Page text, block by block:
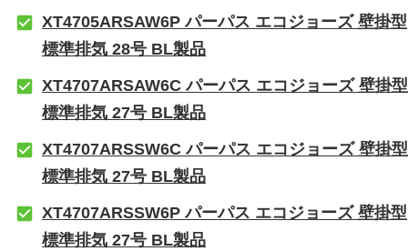
XT4705ARSAW6P パーパス エコジョーズ 壁掛型
標準排気 28号 BL製品
XT4707ARSAW6C パーパス エコジョーズ 壁掛型
標準排気 27号 BL製品
XT4707ARSSW6C パーパス エコジョーズ 壁掛型
標準排気 27号 BL製品
XT4707ARSSW6P パーパス エコジョーズ 壁掛型
標準排気 27号 BL製品